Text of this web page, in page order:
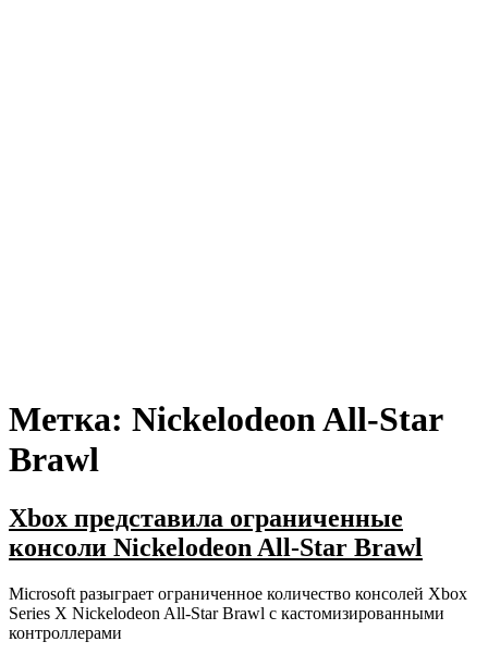
Метка: Nickelodeon All-Star
Brawl
Xbox представила ограниченные
консоли Nickelodeon All-Star Brawl
Microsoft разыграет ограниченное количество консолей Xbox
Series X Nickelodeon All-Star Brawl с кастомизированными
контроллерами